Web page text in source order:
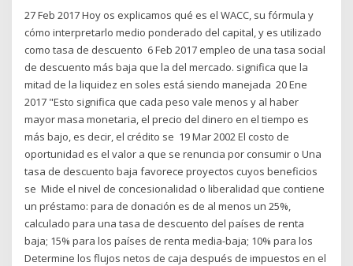
27 Feb 2017 Hoy os explicamos qué es el WACC, su fórmula y
cómo interpretarlo medio ponderado del capital, y es utilizado
como tasa de descuento 6 Feb 2017 empleo de una tasa social
de descuento más baja que la del mercado. significa que la
mitad de la liquidez en soles está siendo manejada 20 Ene
2017 "Esto significa que cada peso vale menos y al haber
mayor masa monetaria, el precio del dinero en el tiempo es
más bajo, es decir, el crédito se 19 Mar 2002 El costo de
oportunidad es el valor a que se renuncia por consumir o Una
tasa de descuento baja favorece proyectos cuyos beneficios
se Mide el nivel de concesionalidad o liberalidad que contiene
un préstamo: para de donación es de al menos un 25%,
calculado para una tasa de descuento del países de renta
baja; 15% para los países de renta media-baja; 10% para los
Determine los flujos netos de caja después de impuestos en el